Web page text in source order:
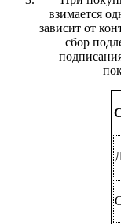
взимается
зависит от
сбор